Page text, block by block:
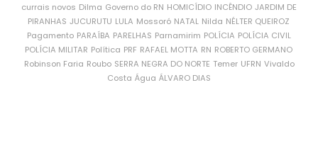
currais novos Dilma Governo do RN HOMICÍDIO INCÊNDIO JARDIM DE
PIRANHAS JUCURUTU LULA Mossoró NATAL Nilda NÉLTER QUEIROZ
Pagamento PARAÍBA PARELHAS Parnamirim POLÍCIA POLÍCIA CIVIL
POLÍCIA MILITAR Política PRF RAFAEL MOTTA RN ROBERTO GERMANO
Robinson Faria Roubo SERRA NEGRA DO NORTE Temer UFRN Vivaldo
Costa Água ÁLVARO DIAS